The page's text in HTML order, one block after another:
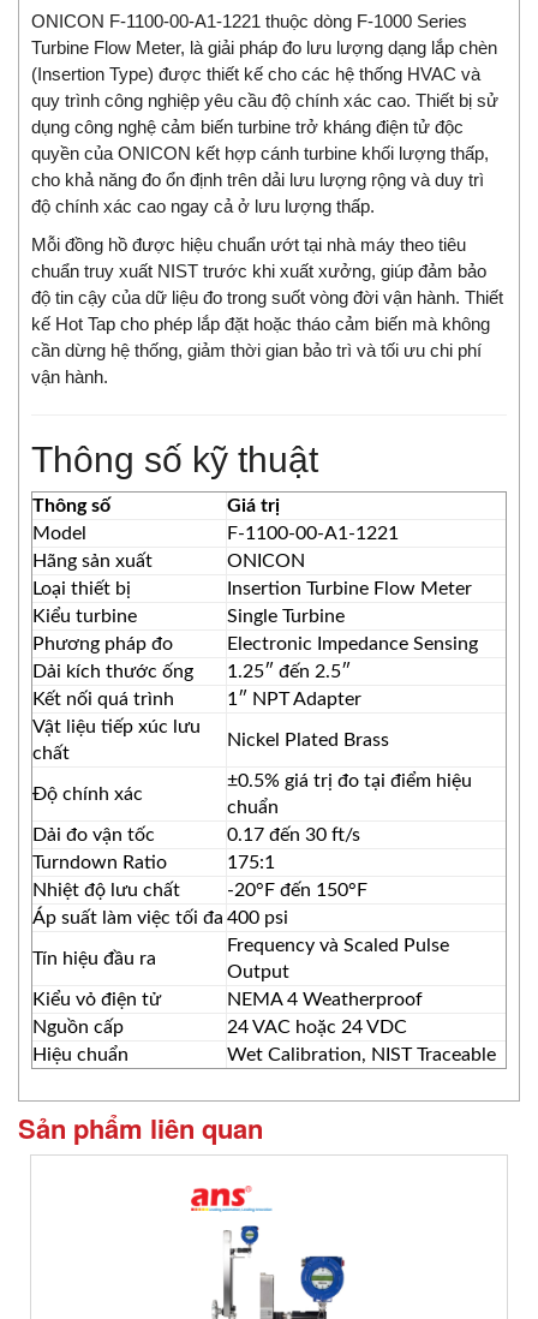
ONICON F-1100-00-A1-1221 thuộc dòng F-1000 Series
Turbine Flow Meter, là giải pháp đo lưu lượng dạng lắp chèn
(Insertion Type) được thiết kế cho các hệ thống HVAC và
quy trình công nghiệp yêu cầu độ chính xác cao. Thiết bị sử
dụng công nghệ cảm biến turbine trở kháng điện tử độc
quyền của ONICON kết hợp cánh turbine khối lượng thấp,
cho khả năng đo ổn định trên dải lưu lượng rộng và duy trì
độ chính xác cao ngay cả ở lưu lượng thấp.
Mỗi đồng hồ được hiệu chuẩn ướt tại nhà máy theo tiêu
chuẩn truy xuất NIST trước khi xuất xưởng, giúp đảm bảo
độ tin cậy của dữ liệu đo trong suốt vòng đời vận hành. Thiết
kế Hot Tap cho phép lắp đặt hoặc tháo cảm biến mà không
cần dừng hệ thống, giảm thời gian bảo trì và tối ưu chi phí
vận hành.
Thông số kỹ thuật
Thông số
Giá trị
Model
F-1100-00-A1-1221
Hãng sản xuất
ONICON
Loại thiết bị
Insertion Turbine Flow Meter
Kiểu turbine
Single Turbine
Phương pháp đo
Electronic Impedance Sensing
Dải kích thước ống
1.25″ đến 2.5″
Kết nối quá trình
1″ NPT Adapter
Vật liệu tiếp xúc lưu
chất
Nickel Plated Brass
Độ chính xác
±0.5% giá trị đo tại điểm hiệu
chuẩn
Dải đo vận tốc
0.17 đến 30 ft/s
Turndown Ratio
175:1
Nhiệt độ lưu chất
-20°F đến 150°F
Áp suất làm việc tối đa 400 psi
Tín hiệu đầu ra
Frequency và Scaled Pulse
Output
Kiểu vỏ điện tử
NEMA 4 Weatherproof
Nguồn cấp
24 VAC hoặc 24 VDC
Hiệu chuẩn
Wet Calibration, NIST Traceable
Sản phẩm liên quan